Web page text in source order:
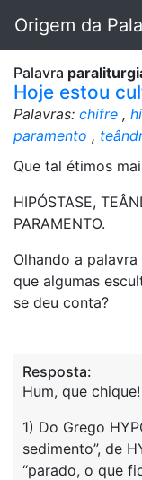
Origem da
Palavra
Hoje estou
Palavras: chifre ,
paramento ,
Que tal étimos
HIPÓSTASE,
PARAMENTO.
Olhando a
que algumas
se deu conta?
Resposta:
Hum, que chique!
1) Do Grego
sedimento”, de
“parado, o que